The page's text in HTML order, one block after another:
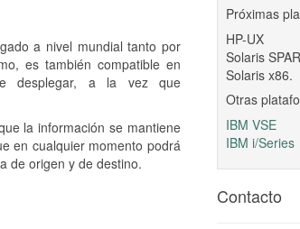
a nivel mundial tanto por
es también compatible en
desplegar, a la vez que
la información se mantiene
en cualquier momento podrá
de origen y de destino.
Próximas
HP-UX
Solaris
Solaris x86.
Otras
IBM VSE
IBM i/Series
Contacto